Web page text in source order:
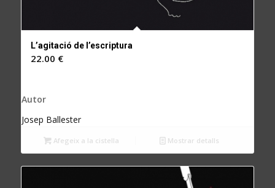
L’agitació de l’escriptura
22.00 €
Autor
Josep Ballester
Afegeix a la cistella Mostrar detalls